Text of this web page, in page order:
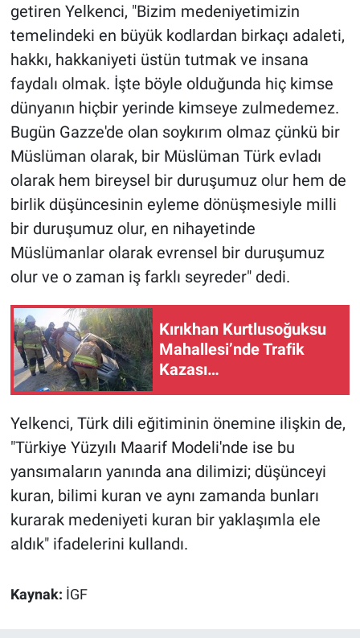
getiren Yelkenci, "Bizim medeniyetimizin
temelindeki en büyük kodlardan birkaçı adaleti,
hakkı, hakkaniyeti üstün tutmak ve insana
faydalı olmak. İşte böyle olduğunda hiç kimse
dünyanın hiçbir yerinde kimseye zulmedemez.
Bugün Gazze'de olan soykırım olmaz çünkü bir
Müslüman olarak, bir Müslüman Türk evladı
olarak hem bireysel bir duruşumuz olur hem de
birlik düşüncesinin eyleme dönüşmesiyle milli
bir duruşumuz olur, en nihayetinde
Müslümanlar olarak evrensel bir duruşumuz
olur ve o zaman iş farklı seyreder" dedi.
Kırıkhan Kurtlusoğuksu
Mahallesi’nde Trafik
Kazası…
Yelkenci, Türk dili eğitiminin önemine ilişkin de,
"Türkiye Yüzyılı Maarif Modeli'nde ise bu
yansımaların yanında ana dilimizi; düşünceyi
kuran, bilimi kuran ve aynı zamanda bunları
kurarak medeniyeti kuran bir yaklaşımla ele
aldık" ifadelerini kullandı.
Kaynak: İGF